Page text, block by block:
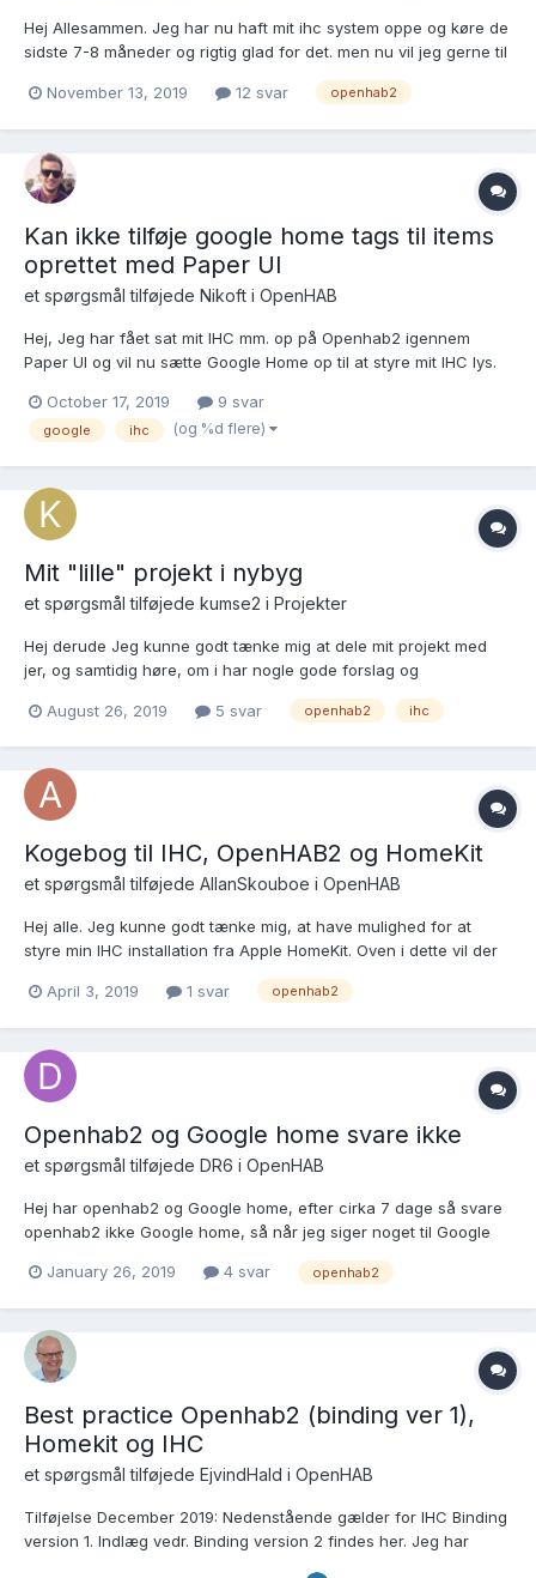
Hej Allesammen. Jeg har nu haft mit ihc system oppe og køre de
sidste 7-8 måneder og rigtig glad for det. men nu vil jeg gerne til
Google Home som kan styre mit "Hus". Og efter lidt
November 13, 2019 12 svar openhab2
Kan ikke tilføje google home tags til items
oprettet med Paper UI
et spørgsmål tilføjede Nikoft i OpenHAB
Hej, Jeg har fået sat mit IHC mm. op på Openhab2 igennem
Paper UI og vil nu sætte Google Home op til at styre mit IHC lys.
har oprettet mine items i Paper UI, har jeg ingen Items file. Jeg
har forsøgt at tilføje tags...
October 17, 2019 9 svar
google ihc (og %d flere)
Mit "lille" projekt i nybyg
et spørgsmål tilføjede kumse2 i Projekter
Hej derude Jeg kunne godt tænke mig at dele mit projekt med
jer, og samtidig høre, om i har nogle gode forslag og
af elinstallationen til mit nye hus. Det blev hurtigt klart for mig, at
August 26, 2019 5 svar openhab2 ihc
Kogebog til IHC, OpenHAB2 og HomeKit
et spørgsmål tilføjede AllanSkouboe i OpenHAB
Hej alle. Jeg kunne godt tænke mig, at have mulighed for at
styre min IHC installation fra Apple HomeKit. Oven i dette vil der
være nogle enkelte HUE pærer, som højst sandsynlig også
integreret i IHC styringen via IHC Captain. Jeg har fulgt
April 3, 2019 1 svar openhab2
Openhab2 og Google home svare ikke
et spørgsmål tilføjede DR6 i OpenHAB
Hej har openhab2 og Google home, efter cirka 7 dage så svare
openhab2 ikke Google home, så når jeg siger noget til Google
kan sagtens stue ihc via openhab egen app. Hvis jeg sletter
January 26, 2019 4 svar openhab2
Best practice Openhab2 (binding ver 1),
Homekit og IHC
et spørgsmål tilføjede EjvindHald i OpenHAB
Tilføjelse December 2019: Nedenstående gælder for IHC Binding
version 1. Indlæg vedr. Binding version 2 findes her. Jeg har